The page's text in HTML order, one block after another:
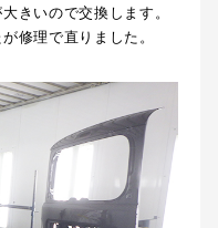
きいので交換します。
修理で直りました。